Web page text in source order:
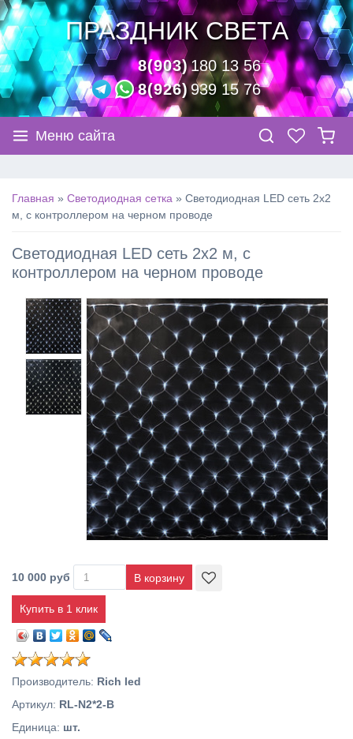
ПРАЗДНИК СВЕТА
8(903)180 13 56
8(926)939 15 76
Меню сайта
Главная » Светодиодная сетка » Светодиодная LED сеть 2х2
м, с контроллером на черном проводе
Светодиодная LED сеть 2х2 м, с
контроллером на черном проводе
10 000 руб
Купить в 1 клик
Производитель: Rich led
Артикул: RL-N2*2-B
Единица: шт.